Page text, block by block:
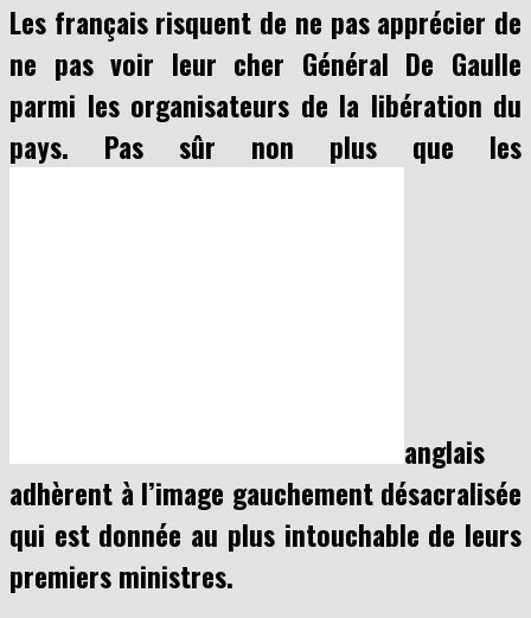
Les français risquent de ne pas apprécier de
ne pas voir leur cher Général De Gaulle
parmi les organisateurs de la libération du
pays. Pas sûr non plus que les
anglais
adhèrent à l’image gauchement désacralisée
qui est donnée au plus intouchable de leurs
premiers ministres.